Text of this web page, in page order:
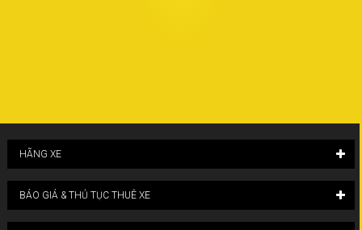
HÃNG XE
BÁO GIÁ & THỦ TỤC THUÊ XE